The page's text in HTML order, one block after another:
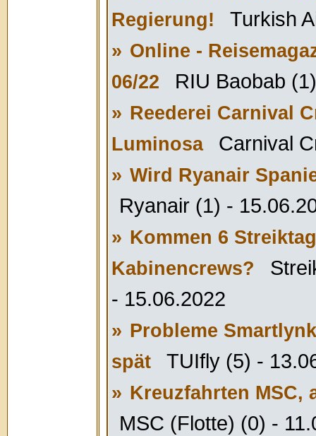
Regierung!
Turkish
» Online -
06/22
RIU Baobab
» Reederei Carnival
Luminosa
Carnival
» Wird Ryanair
Ryanair (1) -
» Kommen 6
Kabinencrews?
- 15.06.2022
» Probleme
spät
TUIfly (5) -
» Kreuzfahrten MSC,
MSC (Flotte) (0) -